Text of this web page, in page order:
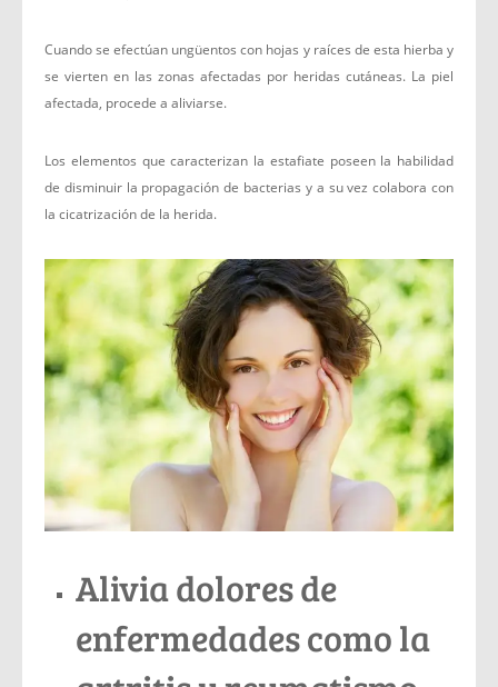
Cuando se efectúan ungüentos con hojas y raíces de esta hierba y
se vierten en las zonas afectadas por heridas cutáneas. La piel
afectada, procede a aliviarse.
Los elementos que caracterizan la estafiate poseen la habilidad
de disminuir la propagación de bacterias y a su vez colabora con
la cicatrización de la herida.
Alivia dolores de
enfermedades como la